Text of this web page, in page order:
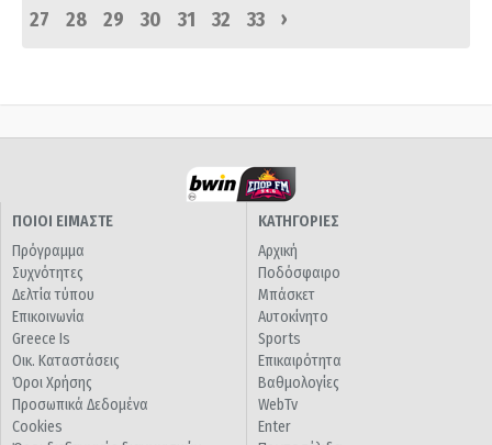
27
28 29 30 31 32 33 ›
ΠΟΙΟΙ ΕΙΜΑΣΤΕ
Πρόγραμμα
Συχνότητες
Δελτία τύπου
Επικοινωνία
Greece Is
Οικ. Καταστάσεις
Όροι Χρήσης
Προσωπικά Δεδομένα
Cookies
ΚΑΤΗΓΟΡΙΕΣ
Αρχική
Ποδόσφαιρο
Μπάσκετ
Αυτοκίνητο
Sports
Επικαιρότητα
Βαθμολογίες
WebTv
Enter